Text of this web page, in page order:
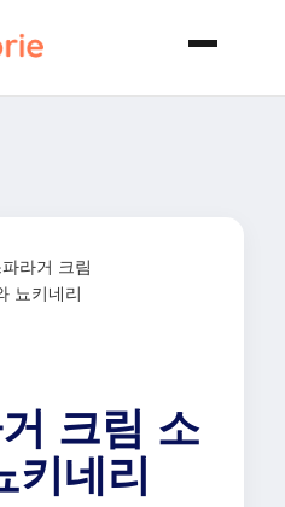
크림 소
키네리